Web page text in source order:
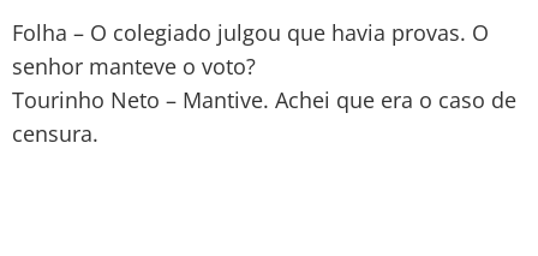
Folha – O colegiado julgou que havia provas. O
senhor manteve o voto?
Tourinho Neto – Mantive. Achei que era o caso de
censura.